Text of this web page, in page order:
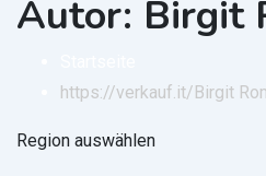
Autor: Birgit
https://verkauf.it/Birgit
Region auswählen